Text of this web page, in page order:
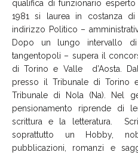
qualifica di funzionario
1981 si laurea in costanza
indirizzo Politico –
Dopo un lungo intervallo
tangentopoli – supera il
di Torino e Valle d’Aosta.
presso il Tribunale di Torino
Tribunale di Nola (Na). Nel
pensionamento riprende di
scrittura e la letteratura.
soprattutto un Hobby,
pubblicazioni, romanzi e